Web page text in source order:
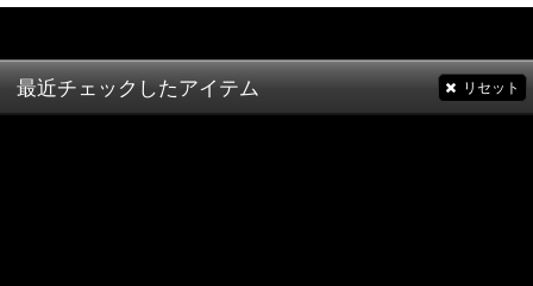
最近チェックしたアイテム リセット